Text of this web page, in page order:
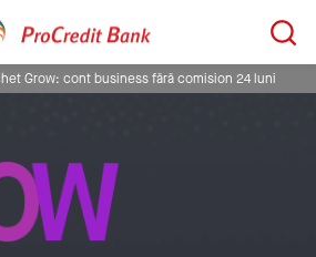
Grow: cont business fără comision 24 luni
W